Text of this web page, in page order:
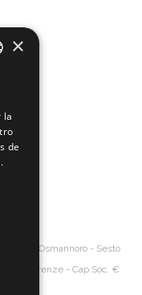
50019 Osmannoro - Sesto
- R.I. Firenze - Cap.Soc. €
×
la
de